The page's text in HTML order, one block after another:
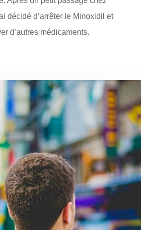
décidé d’arrêter le Minoxidil et
d’autres médicaments.